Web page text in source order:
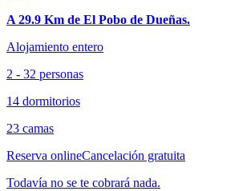
A 29.9 Km de El Pobo de Dueñas.
Alojamiento entero
2 - 32 personas
14 dormitorios
23 camas
Reserva onlineCancelación gratuita
Todavía no se te cobrará nada.